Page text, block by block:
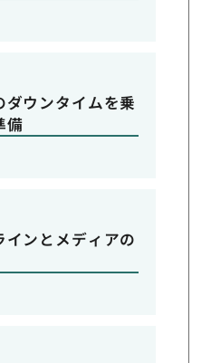
ウンタイムを乗
備
ンとメディアの